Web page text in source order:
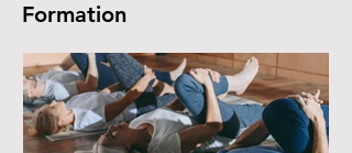
Formation